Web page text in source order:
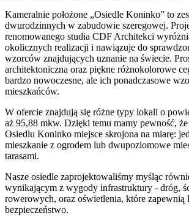
Kameralnie położone „Osiedle Koninko” to
dwurodzinnych w zabudowie szeregowej.
renomowanego studia CDF Architekci
okolicznych realizacji i nawiązuje do
wzorców znajdujących uznanie na świecie.
architektoniczna oraz piękne różnokolorowe
bardzo nowoczesne, ale ich ponadczasowe
mieszkańców.
W ofercie znajdują się różne typy lokali o
aż 95,88 mkw. Dzięki temu mamy pewność,
Osiedlu Koninko miejsce skrojona na miarę:
mieszkanie z ogrodem lub dwupoziomowe
tarasami.
Nasze osiedle zaprojektowaliśmy myśląc
wynikającym z wygody infrastruktury - dróg,
rowerowych, oraz oświetlenia, które zapewnią
bezpieczeństwo.